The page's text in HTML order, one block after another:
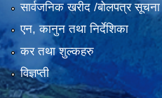
सार्वजनिक खरीद /बोलपत्र सूचना
एन, कानुन तथा निर्देशिका
कर तथा शुल्कहरु
विज्ञप्ती